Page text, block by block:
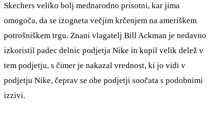
Skechers veliko bolj mednarodno prisotni, kar jima
omogoča, da se izogneta večjim krčenjem na ameriškem
potrošniškem trgu. Znani vlagatelj Bill Ackman je nedavno
izkoristil padec delnic podjetja Nike in kupil velik delež v
tem podjetju, s čimer je nakazal vrednost, ki jo vidi v
podjetju Nike, čeprav se obe podjetji soočata s podobnimi
izzivi.